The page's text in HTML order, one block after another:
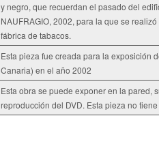
y negro, que recuerdan el pasado del
NAUFRAGIO, 2002, para la que se
fábrica de tabacos.
Esta pieza fue creada para la exposición
Canaria) en el año 2002
Esta obra se puede exponer en la pared,
reproducción del DVD. Esta pieza no